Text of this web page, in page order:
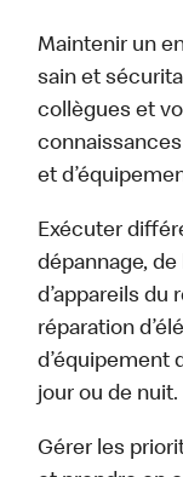
Maintenir un
sain et
collègues et
et
Exécuter
dépannage,
d’appareils du
réparation
d’équipement
jour ou de nuit.
Gérer les